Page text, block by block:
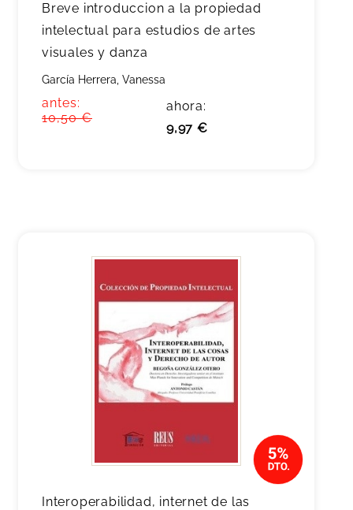
Breve introduccion a la propiedad
intelectual para estudios de artes
visuales y danza
García Herrera, Vanessa
antes:
10,50 €
ahora:
9,97 €
Interoperabilidad, internet de las